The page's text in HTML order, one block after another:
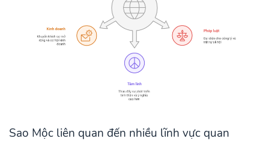
Sao Mộc liên quan đến nhiều lĩnh vực quan